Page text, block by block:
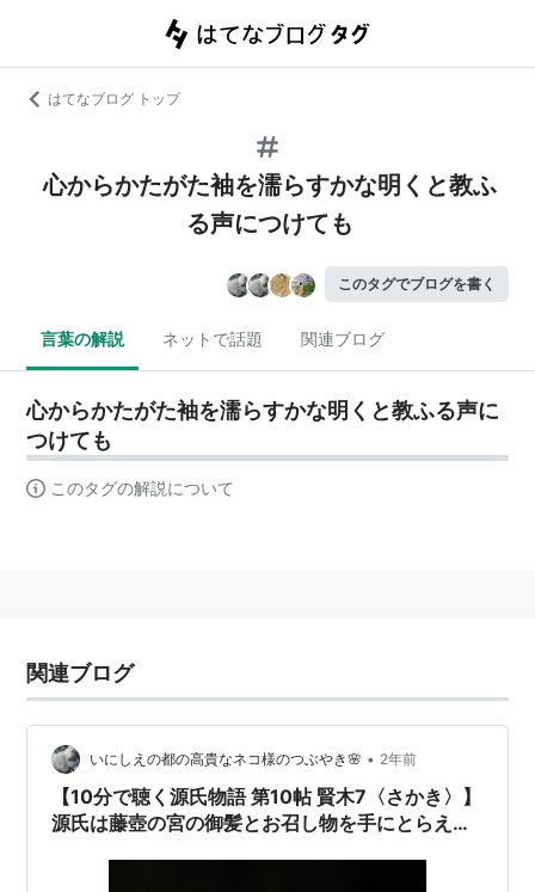
はてなブログ トップ
心からかたがた袖を濡らすかな明くと教ふ
る声につけても
このタグでブログを書く
言葉の解説 ネットで話題 関連ブログ
心からかたがた袖を濡らすかな明くと教ふる声に
つけても
このタグの解説について
関連ブログ
いにしえの都の高貴なネコ様のつぶやき🌸 • 2年前
【10分で聴く源氏物語 第10帖 賢木7〈さかき〉】
源氏は藤壺の宮の御髪とお召し物を手にとらえ